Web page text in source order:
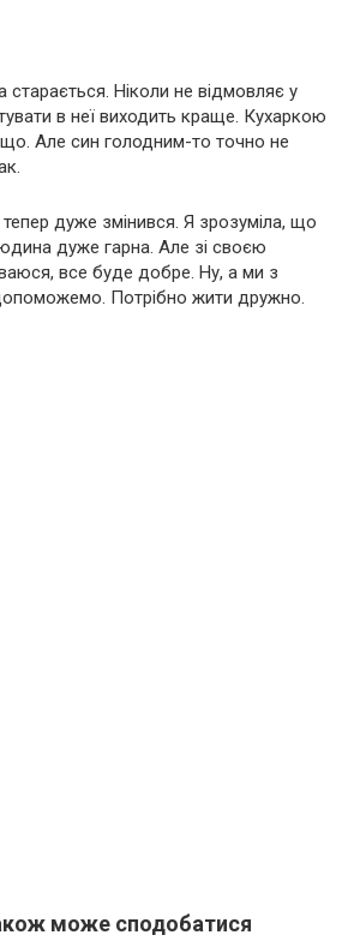
старається. Ніколи не відмовляє у
в неї виходить краще. Кухаркою
Але син голодним-то точно не
тепер дуже змінився. Я зрозуміла, що
дуже гарна. Але зі своєю
все буде добре. Ну, а ми з
Потрібно жити дружно.
може сподобатися